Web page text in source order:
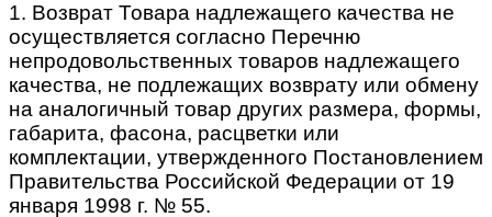
1. Возврат Товара надлежащего качества не
осуществляется согласно Перечню
непродовольственных товаров надлежащего
качества, не подлежащих возврату или обмену
на аналогичный товар других размера, формы,
габарита, фасона, расцветки или
комплектации, утвержденного Постановлением
Правительства Российской Федерации от 19
января 1998 г. № 55.